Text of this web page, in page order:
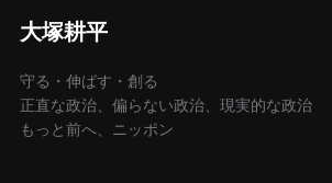
大塚耕平
守る・伸ばす・創る
正直な政治、偏らない政治、現実的な政治
もっと前へ、ニッポン